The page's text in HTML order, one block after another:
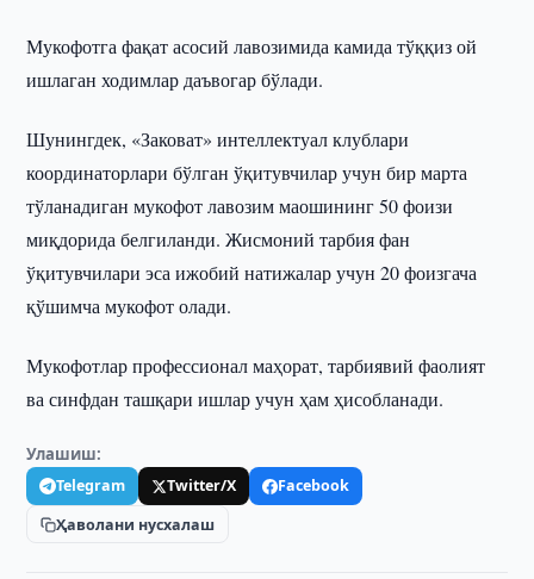
Мукофотга фақат асосий лавозимида камида тўққиз ой
ишлаган ходимлар даъвогар бўлади.
Шунингдек, «Заковат» интеллектуал клублари
координаторлари бўлган ўқитувчилар учун бир марта
тўланадиган мукофот лавозим маошининг 50 фоизи
миқдорида белгиланди. Жисмоний тарбия фан
ўқитувчилари эса ижобий натижалар учун 20 фоизгача
қўшимча мукофот олади.
Мукофотлар профессионал маҳорат, тарбиявий фаолият
ва синфдан ташқари ишлар учун ҳам ҳисобланади.
Улашиш:
Telegram Twitter/X
Facebook
Ҳаволани нусхалаш